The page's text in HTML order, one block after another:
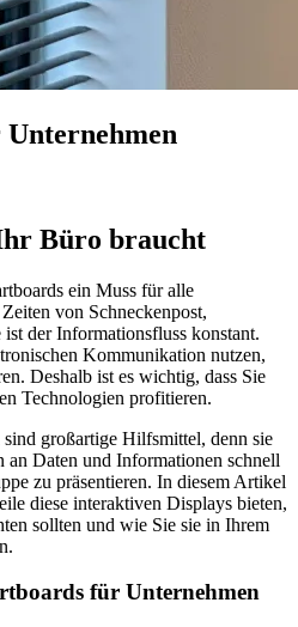
Büro braucht
ein Muss für alle
von Schneckenpost,
der Informationsfluss konstant.
Kommunikation nutzen,
Deshalb ist es wichtig, dass Sie
Technologien profitieren.
großartige Hilfsmittel, denn sie
an Daten und Informationen schnell
zu präsentieren. In diesem Artikel
diese interaktiven Displays bieten,
sollten und wie Sie sie in Ihrem
für Unternehmen